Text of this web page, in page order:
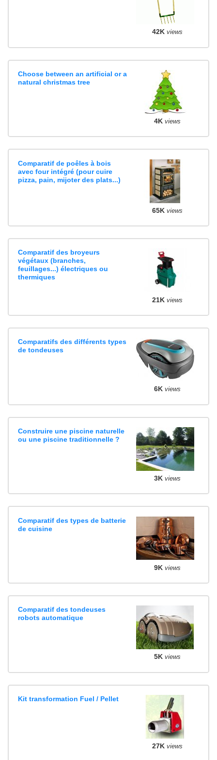
42K views
Choose between an artificial or a
natural christmas tree
4K views
Comparatif de poêles à bois
avec four intégré (pour cuire
pizza, pain, mijoter des plats...)
65K views
Comparatif des broyeurs
végétaux (branches,
feuillages...) électriques ou
thermiques
21K views
Comparatifs des différents types
de tondeuses
6K views
Construire une piscine naturelle
ou une piscine traditionnelle ?
3K views
Comparatif des types de batterie
de cuisine
9K views
Comparatif des tondeuses
robots automatique
5K views
Kit transformation Fuel / Pellet
27K views